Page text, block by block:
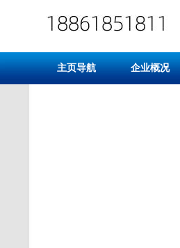
主页导航 企业概况